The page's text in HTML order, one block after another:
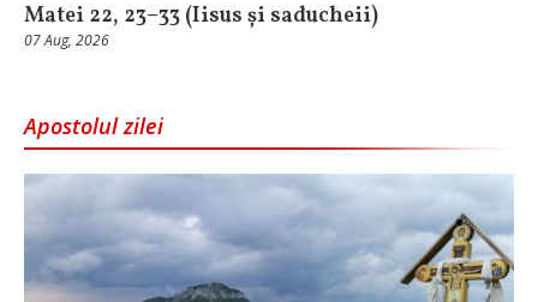
Matei 22, 23–33 (Iisus și saducheii)
07 Aug, 2026
Apostolul zilei